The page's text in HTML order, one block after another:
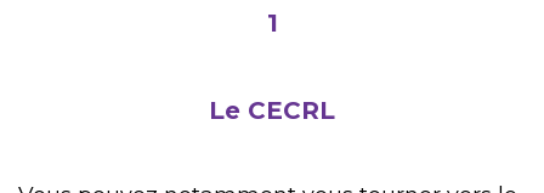
1
Le CECRL